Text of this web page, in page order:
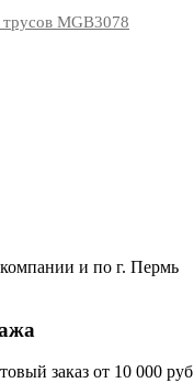
MGB3078
и по г. Пермь
заказ от 10 000 руб